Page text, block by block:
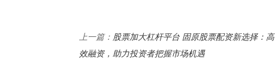
上一篇： 股票加大杠杆平台 固原股票配资新选择：高
效融资，助力投资者把握市场机遇